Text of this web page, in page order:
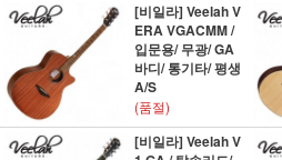
[비일라] Veelah V
ERA VGACMM /
입문용/ 무광/ GA
바디/ 통기타/ 평생
A/S
(품절)
[비일라] Veelah V